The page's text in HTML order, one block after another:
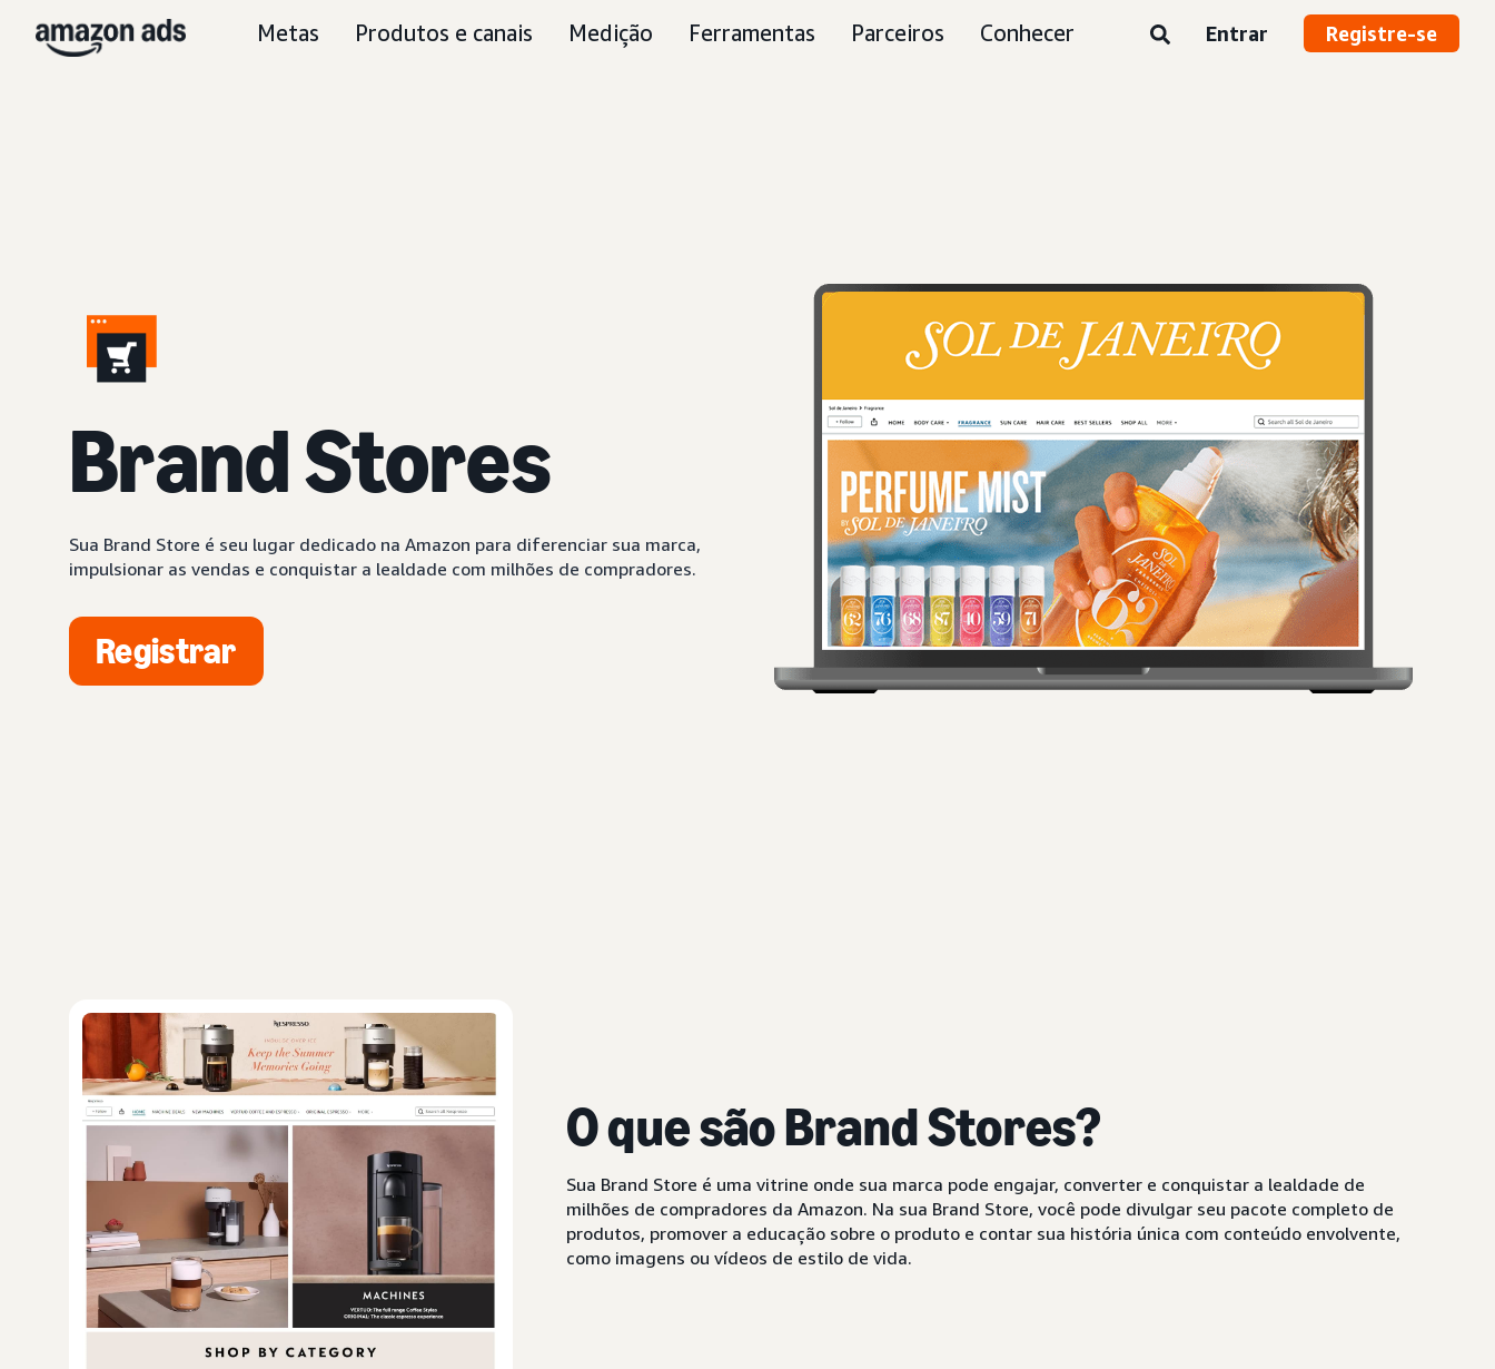
Metas Produtos e canais Medição Ferramentas Parceiros Conhecer Entrar Registre-se
Brand Stores
Sua Brand Store é seu lugar dedicado na Amazon para diferenciar sua marca,
impulsionar as vendas e conquistar a lealdade com milhões de compradores.
Registrar
O que são Brand Stores?
Sua Brand Store é uma vitrine onde sua marca pode engajar, converter e conquistar a lealdade de
milhões de compradores da Amazon. Na sua Brand Store, você pode divulgar seu pacote completo de
produtos, promover a educação sobre o produto e contar sua história única com conteúdo envolvente,
como imagens ou vídeos de estilo de vida.